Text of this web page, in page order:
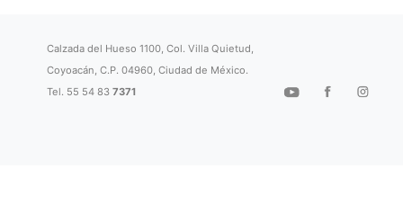
Calzada del Hueso 1100, Col. Villa Quietud,
Coyoacán, C.P. 04960, Ciudad de México.
Tel. 55 54 837371